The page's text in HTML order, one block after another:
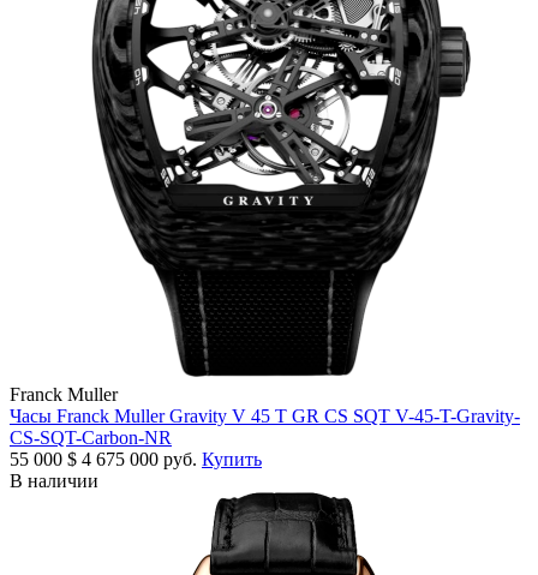
Franck Muller
Часы Franck Muller Gravity V 45 T GR CS SQT V-45-T-Gravity-
CS-SQT-Carbon-NR
55 000 $ 4 675 000 руб. Купить
В наличии